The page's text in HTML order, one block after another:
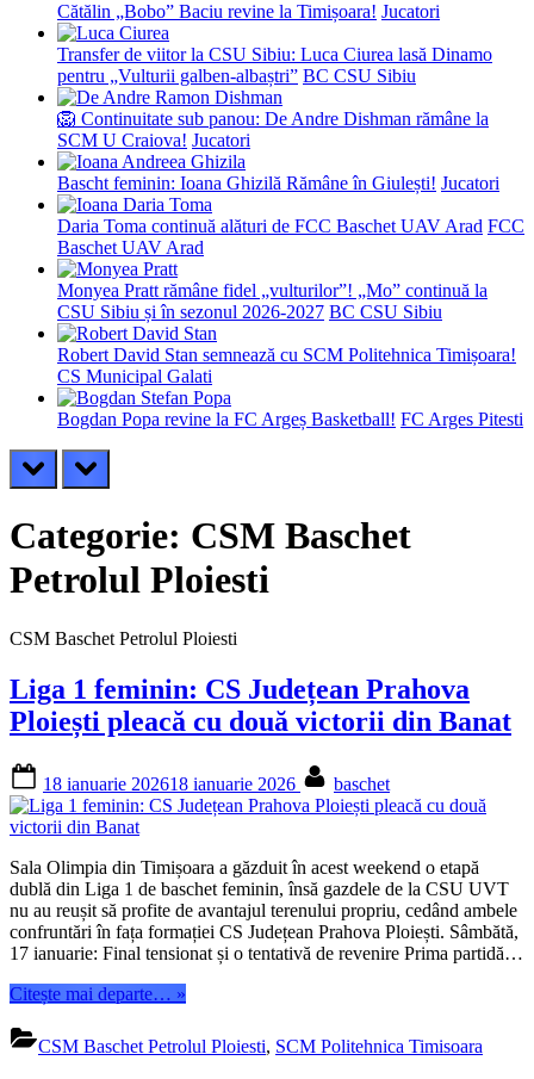
Cătălin „Bobo” Baciu revine la Timișoara! Jucatori
Transfer de viitor la CSU Sibiu: Luca Ciurea lasă Dinamo
pentru „Vulturii galben-albaștri” BC CSU Sibiu
🦁 Continuitate sub panou: De Andre Dishman rămâne la
SCM U Craiova! Jucatori
Bascht feminin: Ioana Ghizilă Rămâne în Giulești! Jucatori
Daria Toma continuă alături de FCC Baschet UAV Arad FCC
Baschet UAV Arad
Monyea Pratt rămâne fidel „vulturilor”! „Mo” continuă la
CSU Sibiu și în sezonul 2026-2027 BC CSU Sibiu
Robert David Stan semnează cu SCM Politehnica Timișoara!
CS Municipal Galati
Bogdan Popa revine la FC Argeș Basketball! FC Arges Pitesti
prev next
Categorie: CSM Baschet
Petrolul Ploiesti
CSM Baschet Petrolul Ploiesti
Liga 1 feminin: CS Județean Prahova
Ploiești pleacă cu două victorii din Banat
on
18 ianuarie 202618 ianuarie 2026 baschet
Sala Olimpia din Timișoara a găzduit în acest weekend o etapă
dublă din Liga 1 de baschet feminin, însă gazdele de la CSU UVT
nu au reușit să profite de avantajul terenului propriu, cedând ambele
confruntări în fața formației CS Județean Prahova Ploiești. Sâmbătă,
17 ianuarie: Final tensionat și o tentativă de revenire Prima partidă…
Citește mai departe… “Liga
feminin:
CS
»
CSM Baschet Petrolul Ploiesti, SCM Politehnica Timisoara